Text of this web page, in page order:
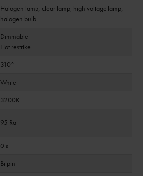
Halogen lamp; clear lamp; high voltage lamp;
halogen bulb
Dimmable
Hot restrike
310°
White
3200K
95 Ra
0 s
Bi pin